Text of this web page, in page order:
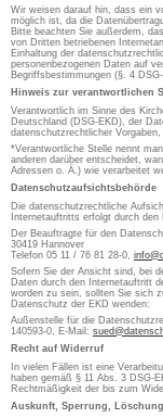
Wir weisen darauf hin, dass ein
möglich ist, da die
Bitte beachten Sie außerdem,
von Dritten betriebenen
Einhaltung der
personenbezogenen Daten auf
Begriffsbestimmungen (§. 4
Hinweis zur verantwortlichen
Verantwortlich im Sinne des
Deutschland (DSG-EKD), der
datenschutzrechtlicher
*Verantwortliche Stelle nennt
anderen darüber entscheidet,
Adressen o. Ä.) wie verarbeitet
Datenschutzaufsichtsbehörde
Die datenschutzrechtliche
Internetauftritts erfolgt durch
Der Beauftragte für den
30419 Hannover
Telefon 05 11 / 76 81 28-0,
Sofern Sie der Ansicht sind, bei
Daten durch den Internetauftritt
worden zu sein, sollten Sie sich
Datenschutz der EKD wenden:
Außenstelle für die
140593-0, E-Mail:
Recht auf Widerruf
In vielen Fällen ist eine
haben gemäß § 11 Abs. 3 DSG-
Rechtmäßigkeit der bis zum
Auskunft, Sperrung, Löschung